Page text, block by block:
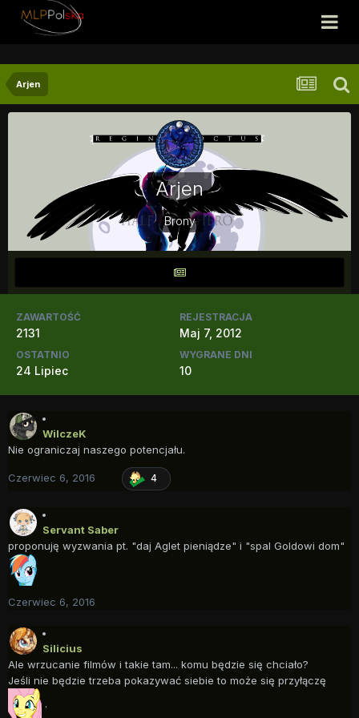
Arjen
Arjen
Brony
ZAWARTOŚĆ
2131
REJESTRACJA
Maj 7, 2012
OSTATNIO
24 Lipiec
WYGRANE DNI
10
WilczeK
Nie ograniczaj naszego potencjału.
Czerwiec 6, 2016 4
Servant Saber
proponuję wyzwania pt. "daj Aglet pieniądze" i "spal Goldowi dom"
Czerwiec 6, 2016
Silicius
Ale wrzucanie filmów i takie tam... komu będzie się chciało?
Jeśli nie będzie trzeba pokazywać siebie to może się przyłączę
.